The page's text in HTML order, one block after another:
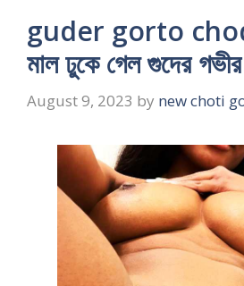
guder gorto
মাল ঢুকে গেল গুদের গভীর
August 9, 2023 by new choti